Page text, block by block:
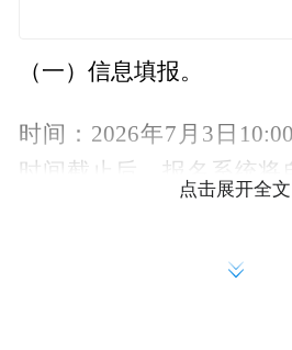
（一）信息填报。
时间：2026年7月3日
时间截止后，报名系统将
点击展开全文